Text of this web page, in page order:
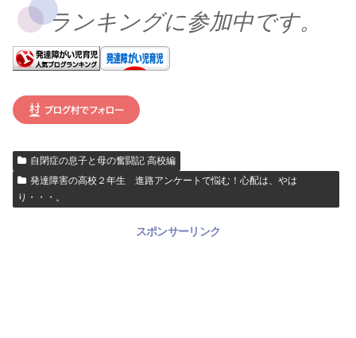
ランキングに参加中です。
自閉症の息子と母の奮闘記 高校編
発達障害の高校２年生 進路アンケートで悩む！心配は、やは
り・・・。
スポンサーリンク